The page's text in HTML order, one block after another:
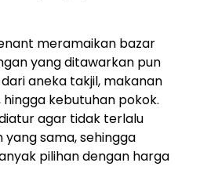
meramaikan bazar
yang ditawarkan pun
aneka takjil, makanan
kebutuhan pokok.
agar tidak terlalu
sama, sehingga
pilihan dengan harga